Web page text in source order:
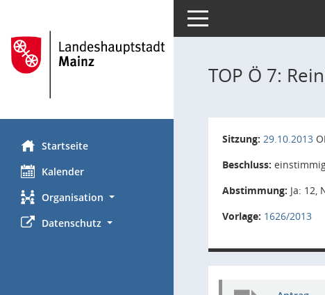
Startseite
Kalender
Organisation
Datenschutz
Toggle navigation
TOP Ö 7:
Sitzung: 29.10.2013
Beschluss:
Abstimmung: Ja: 12,
Vorlage: 1626/2013